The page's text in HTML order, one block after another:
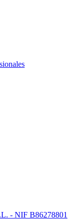
- NIF B86278801